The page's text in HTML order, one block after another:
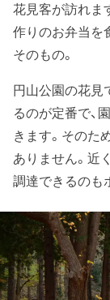
花見客が訪れま
作りのお弁当を
そのもの。
円山公園の花見
るのが定番で、
きます。そのた
ありません。近
調達できるのも